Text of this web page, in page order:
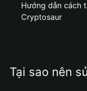
Hướng dẫn cách
Cryptosaur
Tại sao nên